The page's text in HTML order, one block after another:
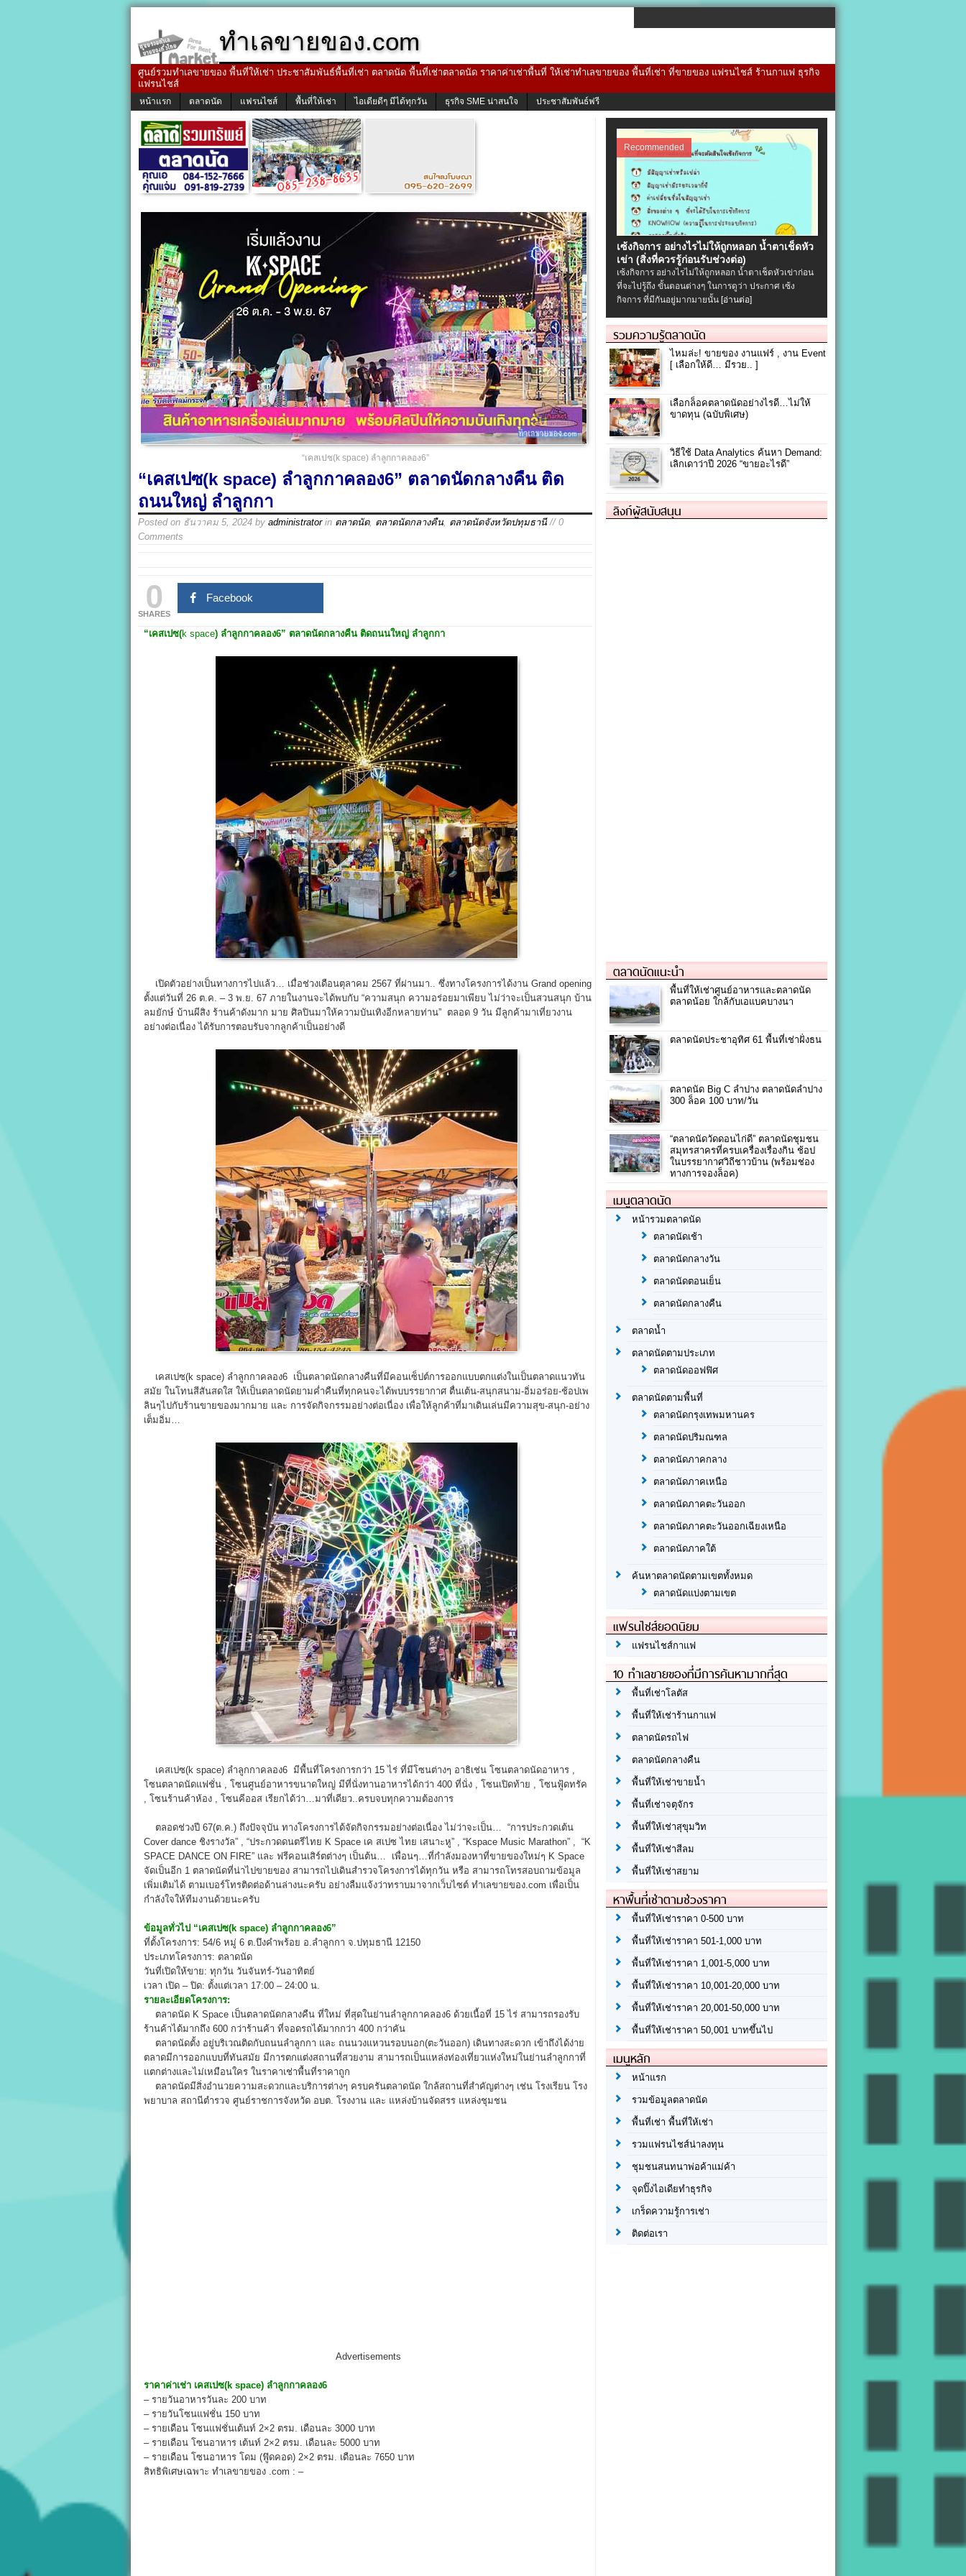
ทำเลขายของ.com
ศูนย์รวมทำเลขายของ พื้นที่ให้เช่า ประชาสัมพันธ์พื้นที่เช่า ตลาดนัด พื้นที่เช่าตลาดนัด ราคาค่าเช่าพื้นที่ ให้เช่าทำเลขายของ พื้นที่เช่า ที่ขายของ แฟรนไชส์ ร้านกาแฟ ธุรกิจ
แฟรนไชส์
หน้าแรก ตลาดนัด แฟรนไชส์ พื้นที่ให้เช่า ไอเดียดีๆ มีได้ทุกวัน ธุรกิจ SME น่าสนใจ ประชาสัมพันธ์ฟรี
“เคสเปซ(k space) ลำลูกกาคลอง6”
“เคสเปซ(k space) ลำลูกกาคลอง6” ตลาดนัดกลางคืน ติด
ถนนใหญ่ ลำลูกกา
Posted on ธันวาคม 5, 2024 by administratorin ตลาดนัด, ตลาดนัดกลางคืน ตลาดนัดจังหวัดปทุมธานี// 0
Comments
0
SHARES
Facebook
“เคสเปซ(k space) ลำลูกกาคลอง6” ตลาดนัดกลางคืน ติดถนนใหญ่ ลำลูกกา
เปิดตัวอย่างเป็นทางการไปแล้ว… เมื่อช่วงเดือนตุลาคม 2567 ที่ผ่านมา.. ซึ่งทางโครงการได้งาน Grand opening
ตั้งแต่วันที่ 26 ต.ค. – 3 พ.ย. 67 ภายในงานจะได้พบกับ “ความสนุก ความอร่อยมาเพียบ ไม่ว่าจะเป็นสวนสนุก บ้าน
ลมยักษ์ บ้านผีสิง ร้านค้าดังมาก มาย ศิลปินมาให้ความบันเทิงอีกหลายท่าน” ตลอด 9 วัน มีลูกค้ามาเที่ยวงาน
อย่างต่อเนื่อง ได้รับการตอบรับจากลูกค้าเป็นอย่างดี
เคสเปซ(k space) ลำลูกกาคลอง6 เป็นตลาดนัดกลางคืนที่มีคอนเซ็ปต์การออกแบบตกแต่งในเป็นตลาดแนวทัน
สมัย ในโทนสีสันสดใส ให้เป็นตลาดนัดยามค่ำคืนที่ทุกคนจะได้พบบรรยากาศ ตื่นเต้น-สนุกสนาม-อิ่มอร่อย-ช้อปเพ
ลินๆไปกับร้านขายของมากมาย และ การจัดกิจกรรมอย่างต่อเนื่อง เพื่อให้ลูกค้าที่มาเดินเล่นมีความสุข-สนุก-อย่าง
เต็มอิ่ม…
เคสเปซ(k space) ลำลูกกาคลอง6 มีพื้นที่โครงการกว่า 15 ไร่ ที่มีโซนต่างๆ อาธิเช่น โซนตลาดนัดอาหาร ,
โซนตลาดนัดแฟชั่น , โซนศูนย์อาหารขนาดใหญ่ มีที่นั่งทานอาหารได้กว่า 400 ที่นั่ง , โซนเปิดท้าย , โซนฟู้ดทรัค
, โซนร้านค้าห้อง , โซนคีออส เรียกได้ว่า…มาที่เดียว..ครบจบทุกความต้องการ
ตลอดช่วงปี 67(ต.ค.) ถึงปัจจุบัน ทางโครงการได้จัดกิจกรรมอย่างต่อเนื่อง ไม่ว่าจะเป็น… “การประกวดเต้น
Cover dance ชิงรางวัล” , “ประกวดดนตรีไทย K Space เค สเปซ ไทย เสนาะหู” , “Kspace Music Marathon” , “K
SPACE DANCE ON FIRE” และ ฟรีคอนเสิร์ตต่างๆ เป็นต้น… เพื่อนๆ…ที่กำลังมองหาที่ขายของใหม่ๆ K Space
จัดเป็นอีก 1 ตลาดนัดที่น่าไปขายของ สามารถไปเดินสำรวจโครงการได้ทุกวัน หรือ สามารถโทรสอบถามข้อมูล
เพิ่มเติมได้ ตามเบอร์โทรติดต่อด้านล่างนะครับ อย่างลืมแจ้งว่าทราบมาจากเว็บไซต์ ทำเลขายของ.com เพื่อเป็น
กำลังใจให้ทีมงานด้วยนะครับ
ข้อมูลทั่วไป “เคสเปซ(k space) ลำลูกกาคลอง6”
ที่ตั้งโครงการ: 54/6 หมู่ 6 ต.บึงคำพร้อย อ.ลำลูกกา จ.ปทุมธานี 12150
ประเภทโครงการ: ตลาดนัด
วันที่เปิดให้ขาย: ทุกวัน วันจันทร์-วันอาทิตย์
เวลา เปิด – ปิด: ตั้งแต่เวลา 17:00 – 24:00 น.
รายละเอียดโครงการ:
ตลาดนัด K Space เป็นตลาดนัดกลางคืน ที่ใหม่ ที่สุดในย่านลำลูกกาคลอง6 ด้วยเนื้อที่ 15 ไร่ สามารถรองรับ
ร้านค้าได้มากถึง 600 กว่าร้านค้า ที่จอดรถได้มากกว่า 400 กว่าคัน
ตลาดนัดตั้ง อยู่บริเวณติดกับถนนลำลูกกา และ ถนนวงแหวนรอบนอก(ตะวันออก) เดินทางสะดวก เข้าถึงได้ง่าย
ตลาดมีการออกแบบที่ทันสมัย มีการตกแต่งสถานที่สวยงาม สามารถเป็นแหล่งท่องเที่ยวแห่งใหม่ในย่านลำลูกกาที่
แตกต่างและไม่เหมือนใคร ในราคาเช่าพื้นที่ราคาถูก
ตลาดนัดมีสิ่งอำนวยความสะดวกและบริการต่างๆ ครบครันตลาดนัด ใกล้สถานที่สำคัญต่างๆ เช่น โรงเรียน โรง
พยาบาล สถานีตำรวจ ศูนย์ราชการจังหวัด อบต. โรงงาน และ แหล่งบ้านจัดสรร แหล่งชุมชน
Advertisements
ราคาค่าเช่า เคสเปซ(k space) ลำลูกกาคลอง6
– รายวันอาหารวันละ 200 บาท
– รายวันโซนแฟชั่น 150 บาท
– รายเดือน โซนแฟชั่นเต้นท์ 2×2 ตรม. เดือนละ 3000 บาท
– รายเดือน โซนอาหาร เต้นท์ 2×2 ตรม. เดือนละ 5000 บาท
– รายเดือน โซนอาหาร โดม (ฟู๊ดคอด) 2×2 ตรม. เดือนละ 7650 บาท
สิทธิพิเศษเฉพาะ ทำเลขายของ .com : –
Recommended
เซ้งกิจการ อย่างไรไม่ให้ถูกหลอก น้ำตาเช็ดหัว
เข่า (สิ่งที่ควรรู้ก่อนรับช่วงต่อ)
เซ้งกิจการ อย่างไรไม่ให้ถูกหลอก น้ำตาเช็ดหัวเข่าก่อน
ที่จะไปรู้ถึง ขั้นตอนต่างๆ ในการดูว่า ประกาศ เซ้ง
กิจการ ที่มีกันอยู่มากมายนั้น [อ่านต่อ]
รวมความรู้ตลาดนัด
ไหมล่ะ! ขายของ งานแฟร์ , งาน Event
[ เลือกให้ดี… มีรวย.. ]
เลือกล็อคตลาดนัดอย่างไรดี…ไม่ให้
ขาดทุน (ฉบับพิเศษ)
วิธีใช้ Data Analytics ค้นหา Demand:
เลิกเดาว่าปี 2026 “ขายอะไรดี”
ลิงก์ผู้สนับสนุน
ตลาดนัดแนะนำ
พื้นที่ให้เช่าศูนย์อาหารและตลาดนัด
ตลาดน้อย ใกล้กับเอแบคบางนา
ตลาดนัดประชาอุทิศ 61 พื้นที่เช่าฝั่งธน
ตลาดนัด Big C ลำปาง ตลาดนัดลำปาง
300 ล็อค 100 บาท/วัน
“ตลาดนัดวัดดอนไก่ดี” ตลาดนัดชุมชน
สมุทรสาครที่ครบเครื่องเรื่องกิน ช้อป
ในบรรยากาศวิถีชาวบ้าน (พร้อมช่อง
ทางการจองล็อค)
เมนูตลาดนัด
หน้ารวมตลาดนัด
ตลาดนัดเช้า
ตลาดนัดกลางวัน
ตลาดนัดตอนเย็น
ตลาดนัดกลางคืน
ตลาดน้ำ
ตลาดนัดตามประเภท
ตลาดนัดออฟฟิศ
ตลาดนัดตามพื้นที่
ตลาดนัดกรุงเทพมหานคร
ตลาดนัดปริมณฑล
ตลาดนัดภาคกลาง
ตลาดนัดภาคเหนือ
ตลาดนัดภาคตะวันออก
ตลาดนัดภาคตะวันออกเฉียงเหนือ
ตลาดนัดภาคใต้
ค้นหาตลาดนัดตามเขตทั้งหมด
ตลาดนัดแบ่งตามเขต
แฟรนไชส์ยอดนิยม
แฟรนไชส์กาแฟ
10 ทำเลขายของที่มีการค้นหามากที่สุด
พื้นที่เช่าโลตัส
พื้นที่ให้เช่าร้านกาแฟ
ตลาดนัดรถไฟ
ตลาดนัดกลางคืน
พื้นที่ให้เช่าขายน้ำ
พื้นที่เช่าจตุจักร
พื้นที่ให้เช่าสุขุมวิท
พื้นที่ให้เช่าสีลม
พื้นที่ให้เช่าสยาม
หาพื้นที่เช่าตามช่วงราคา
พื้นที่ให้เช่าราคา 0-500 บาท
พื้นที่ให้เช่าราคา 501-1,000 บาท
พื้นที่ให้เช่าราคา 1,001-5,000 บาท
พื้นที่ให้เช่าราคา 10,001-20,000 บาท
พื้นที่ให้เช่าราคา 20,001-50,000 บาท
พื้นที่ให้เช่าราคา 50,001 บาทขึ้นไป
เมนูหลัก
หน้าแรก
รวมข้อมูลตลาดนัด
พื้นที่เช่า พื้นที่ให้เช่า
รวมแฟรนไชส์น่าลงทุน
ชุมชนสนทนาพ่อค้าแม่ค้า
จุดปิ๊งไอเดียทำธุรกิจ
เกร็ดความรู้การเช่า
ติดต่อเรา